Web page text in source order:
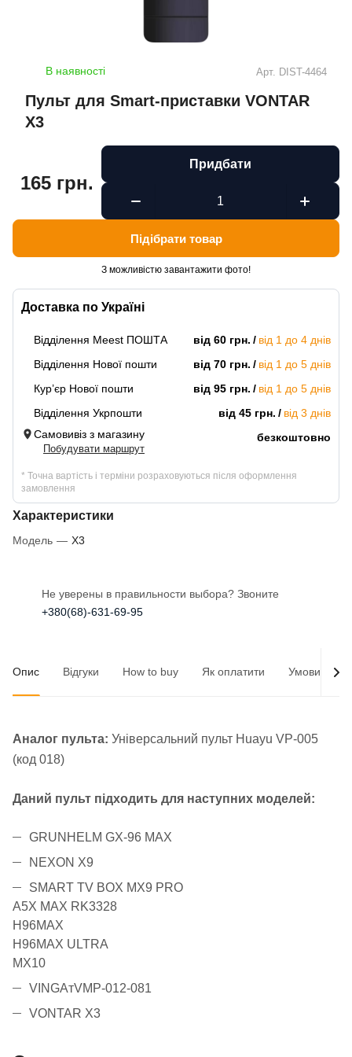
В наявності Арт. DIST-4464
Пульт для Smart-приставки VONTAR
X3
Доставка по Україні
Відділення Meest ПОШТА від 60 грн.
від 1 до 4 днів
Відділення Нової пошти
від 70 грн.
від 1 до 5 днів
Кур’єр Нової пошти
від 95 грн.
від 1 до 5 днів
Відділення Укрпошти
від 45 грн.
від 3 днів
Самовивіз з магазину
Побудувати маршрут
безкоштовно
* Точна вартість і терміни розраховуються після оформлення
замовлення
Характеристики
Модель — X3
165 грн.
Придбати
Підібрати товар
З можливістю завантажити фото!
Не уверены в правильности выбора? Звоните
+380(68)-631-69-95
Опис Відгуки How to buy Як оплатити Умови
Аналог пульта: Універсальний пульт Huayu VP-005
(код 018)
Даний пульт підходить для наступних моделей:
GRUNHELM GX-96 MAX
NEXON X9
SMART TV BOX MX9 PRO
A5X MAX RK3328
H96MAX
H96MAX ULTRA
MX10
VINGAтVMP-012-081
VONTAR X3